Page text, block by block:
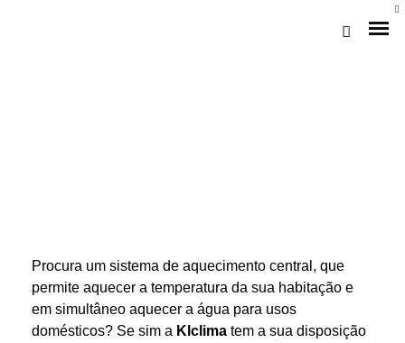
Loja Braga (Sede)
Loja Gaia
Procura um sistema de aquecimento central, que
permite aquecer a temperatura da sua habitação e
em simultâneo aquecer a água para usos
domésticos? Se sim a Klclima tem a sua disposição